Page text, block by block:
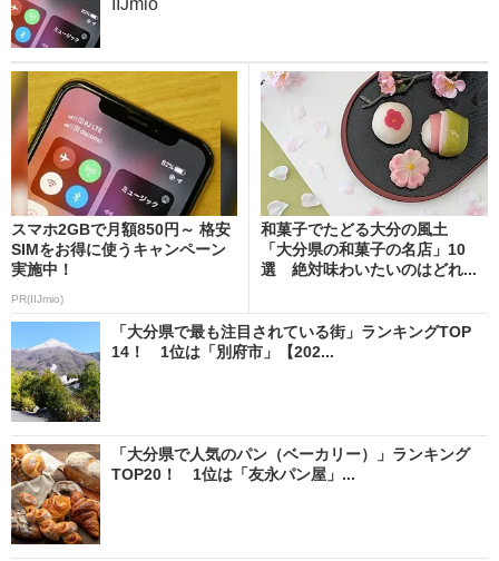
スマホ2GBで月額850円～ 格安
SIMをお得に使うキャンペーン
実施中！
PR(IIJmio)
和菓子でたどる大分の風土
「大分県の和菓子の名店」10
選 絶対味わいたいのはどれ...
「大分県で最も注目されている街」ランキングTOP
14！ 1位は「別府市」【202...
「大分県で人気のパン（ベーカリー）」ランキング
TOP20！ 1位は「友永パン屋」...